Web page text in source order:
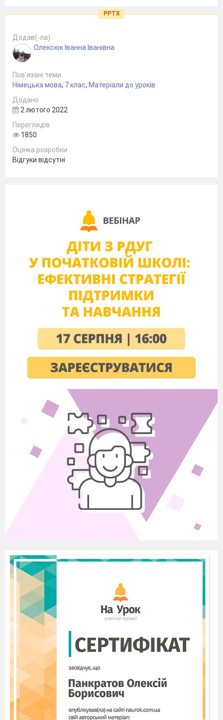
PPTX
Додав(-ла)
Олексюк Іванна Іванівна
Пов’язані теми
Німецька мова, 7 клас, Матеріали до уроків
Додано
2 лютого 2022
Переглядів
1850
Оцінка розробки
Відгуки відсутні